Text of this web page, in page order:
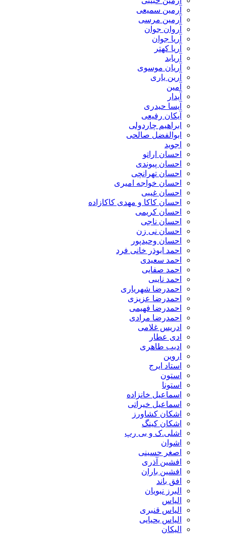
آرمین سمیعی
آرمین مرسی
آروان جوان
آریا جوان
آریا کهتر
آریابد
آریان موسوی
آرین یاری
آمین
آیدار
آیسا حیدری
آیکان رفیعی
ابراهیم چاردولی
ابوالفضل صالحی
اجوید
احسان اراتو
احسان پیوندی
احسان تهرانچی
احسان خواجه امیری
احسان غیبی
احسان کاکا و مهدی کاکازاده
احسان کریمی
احسان ناجی
احسان نی زن
احسان وحیدپور
احمد ابوذر خانی فرد
احمد سعیدی
احمد صفایی
احمد نایبی
احمدرضا شهریاری
احمدرضا عزیزی
احمدرضا فهیمی
احمدرضا مرادی
ادریس غلامی
ادی عطار
ادیب طاهری
اروین
استاد ایرج
استون
استونا
اسماعیل خانزاده
اسماعیل خیراتی
اشکان کشاورز
اشکان کینگ
اشلی.ک و بی رپ
اشوان
اصغر حسینی
افشین آذری
افشین باران
افق باند
البرز نبویان
الیاس
الیاس قنبرى
الیاس یحیایی
الیکان